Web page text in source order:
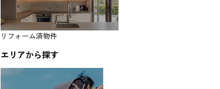
リフォーム済物件
エリアから探す